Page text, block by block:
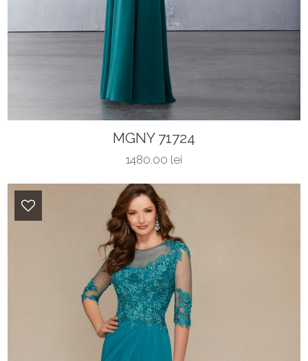
MGNY 71724
1480.00 lei